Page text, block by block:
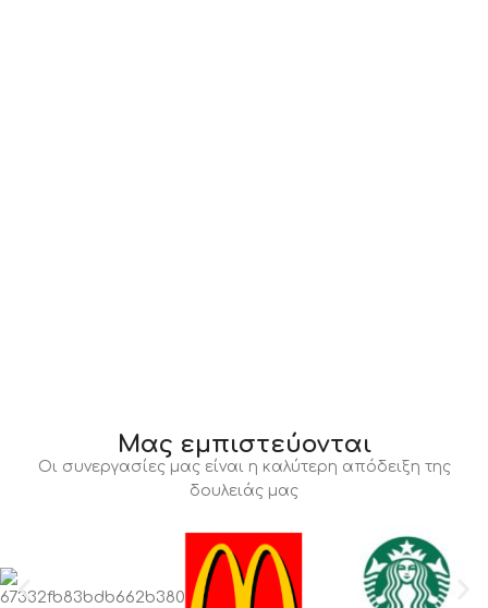
Μας εμπιστεύονται
Οι συνεργασίες μας είναι η καλύτερη απόδειξη της
δουλειάς μας